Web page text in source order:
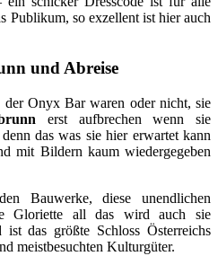
Publikum, so exzellent ist hier auch
und Abreise
Onyx Bar waren oder nicht, sie
erst aufbrechen wenn sie
das was sie hier erwartet kann
mit Bildern kaum wiedergegeben
Bauwerke, diese unendlichen
Gloriette all das wird auch sie
das größte Schloss Österreichs
meistbesuchten Kulturgüter.